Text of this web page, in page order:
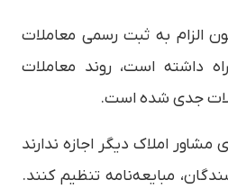
الزام به ثبت رسمی معاملات
داشته است، روند معاملات
جدی شده است.
مشاور املاک دیگر اجازه ندارند
مبایعه‌نامه تنظیم کنند.